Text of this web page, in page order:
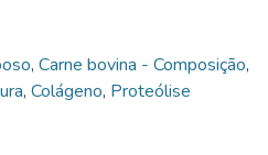
, Carne bovina - Composição,
, Colágeno, Proteólise